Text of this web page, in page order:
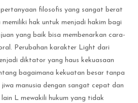
filosofis yang sangat berat
hak untuk menjadi hakim bagi
yang baik bisa membenarkan cara-
Perubahan karakter Light dari
diktator yang haus kekuasaan
bagaimana kekuatan besar tanpa
manusia dengan sangat cepat dan
L mewakili hukum yang tidak